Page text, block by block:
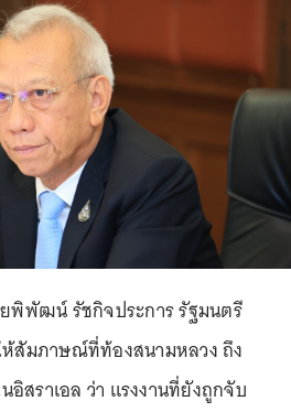
พิพัฒน์ รัชกิจประการ รัฐมนตรี
ห้สัมภาษณ์ที่ท้องสนามหลวง ถึง
สราเอล ว่า แรงงานที่ยังถูกจับ